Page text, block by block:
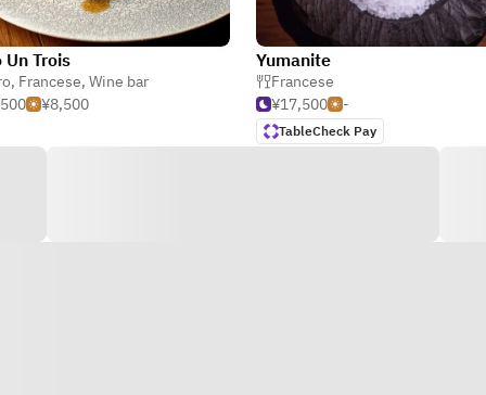
Trois
, Francese, Wine bar
¥8,500
Yumanite
Francese
¥17,500
-
TableCheck Pay